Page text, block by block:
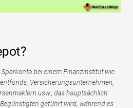
Sparkonto bei einem Finanzinstitut wie
Versicherungsunternehmen,
usw., das hauptsächlich
geführt wird, während es